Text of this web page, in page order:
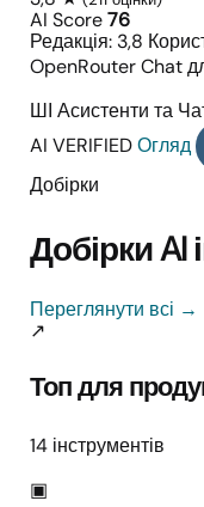
AI Score76
Редакція: 3,8
OpenRouter Chat
ШІ Асистенти та
AI VERIFIEDОгляд
Добірки
Добірки AI
Переглянути всі →
↗
Топ для
14 інструментів
▣